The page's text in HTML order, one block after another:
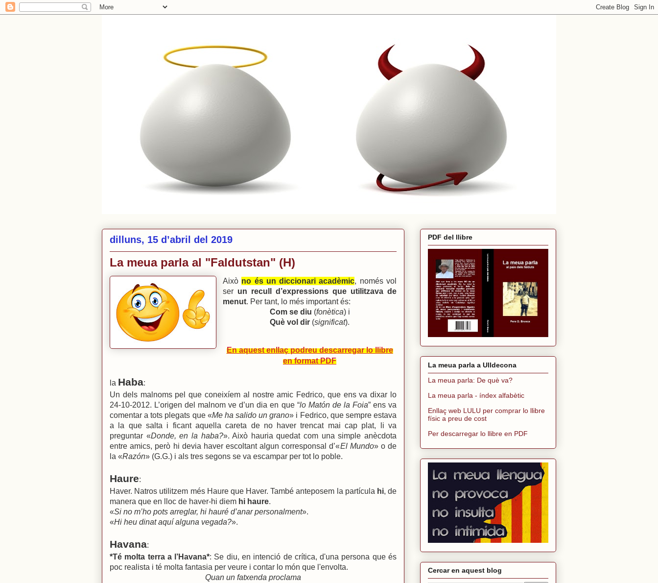
dilluns, 15 d’abril del 2019
La meua parla al "Faldutstan" (H)
Això no és un diccionari acadèmic, només vol
ser un recull d’expressions que utilitzava de
menut. Per tant, lo més important és:
Com se diu (fonètica) i
Què vol dir (significat).
En aquest enllaç podreu descarregar lo llibre
en format PDF
la Haba:
Un dels malnoms pel que coneixíem al nostre amic Fedrico, que ens va dixar lo
24-10-2012. L’origen del malnom ve d’un dia en que “lo Matón de la Foia” ens va
comentar a tots plegats que «Me ha salido un grano» i Fedrico, que sempre estava
a la que salta i ficant aquella careta de no haver trencat mai cap plat, li va
preguntar «Donde, en la haba?». Això hauria quedat com una simple anècdota
entre amics, però hi devia haver escoltant algun corresponsal d’«El Mundo» o de
la «Razón» (G.G.) i als tres segons se va escampar per tot lo poble.
Haure:
Haver. Natros utilitzem més Haure que Haver. També anteposem la partícula hi, de
manera que en lloc de haver-hi diem hi haure.
«Si no m’ho pots arreglar, hi hauré d’anar personalment».
«Hi heu dinat aquí alguna vegada?».
Havana:
*Té molta terra a l’Havana*: Se diu, en intenció de crítica, d'una persona que és
poc realista i té molta fantasia per veure i contar lo món que l'envolta.
Quan un fatxenda proclama
PDF del llibre
La meua parla a Ulldecona
La meua parla: De què va?
La meua parla - índex alfabètic
Enllaç web LULU per comprar lo llibre
físic a preu de cost
Per descarregar lo llibre en PDF
Cercar en aquest blog